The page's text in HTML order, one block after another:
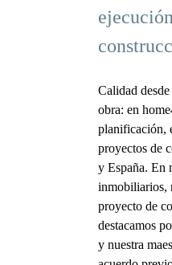
Calidad
obra: en
planificación,
proyectos de
y España. En
inmobiliarios,
proyecto de
destacamos
y nuestra